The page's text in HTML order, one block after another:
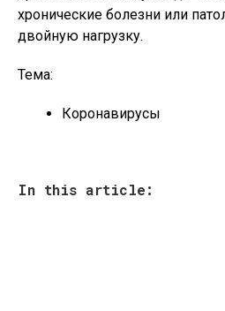
хронические болезни или
двойную нагрузку.
Тема:
Коронавирусы
In this article: